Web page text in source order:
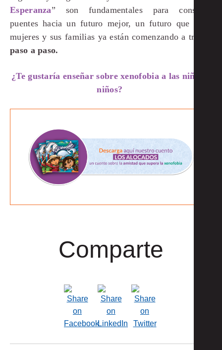
Esperanza” son fundamentales para construir
puentes hacia un futuro mejor, un futuro que estas
mujeres y sus familias ya están comenzando a trazar,
paso a paso.
¿Te gustaría enseñar sobre xenofobia a las niñas y
niños?
Comparte